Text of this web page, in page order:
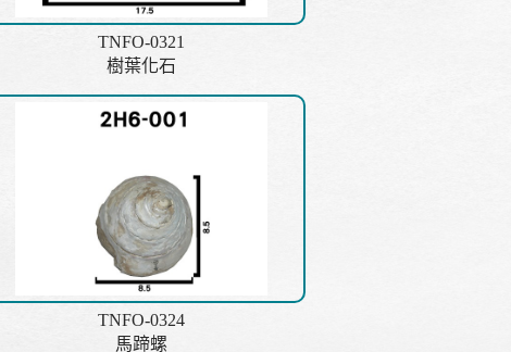
TNFO-0321
樹葉化石
TNFO-0324
馬蹄螺